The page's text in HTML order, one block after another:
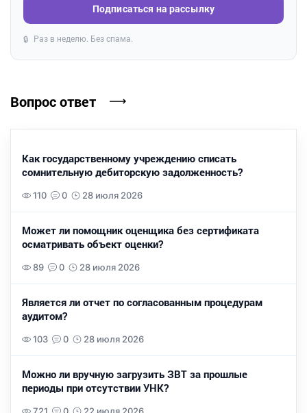
Подписаться на рассылку
🔒 Раз в неделю. Без спама.
Вопрос ответ
Как государственному учреждению списать
сомнительную дебиторскую задолженность?
110 0 28 июля 2026
Может ли помощник оценщика без сертификата
осматривать объект оценки?
89 0 28 июля 2026
Является ли отчет по согласованным процедурам
аудитом?
103 0 28 июля 2026
Можно ли вручную загрузить ЗВТ за прошлые
периоды при отсутствии УНК?